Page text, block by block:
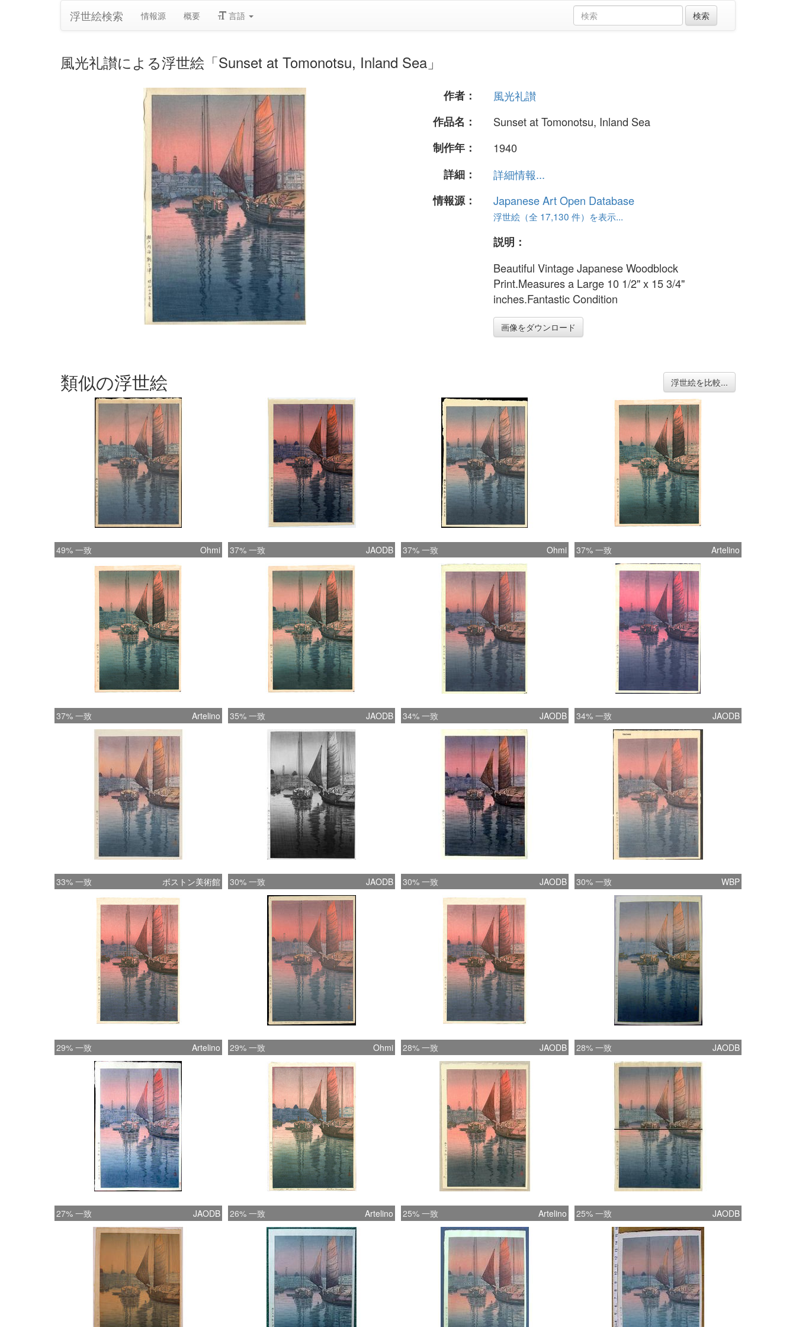
浮世絵検索 情報源 概要 言語
風光礼讃による浮世絵「Sunset at Tomonotsu, Inland Sea」
作者：
風光礼讃
作品名：
Sunset at Tomonotsu, Inland Sea
制作年：
1940
詳細：
詳細情報...
情報源：
Japanese Art Open Database
浮世絵（全 17,130 件）を表示...
説明：
Beautiful Vintage Japanese Woodblock
Print.Measures a Large 10 1/2" x 15 3/4"
inches.Fantastic Condition
画像をダウンロード
類似の浮世絵 浮世絵を比較...
49% 一致 Ohmi 37% 一致 JAODB 37% 一致 Ohmi 37% 一致 Artelino
37% 一致 Artelino 35% 一致 JAODB 34% 一致 JAODB 34% 一致 JAODB
33% 一致 ボストン美術館 30% 一致 JAODB 30% 一致 JAODB 30% 一致 WBP
29% 一致 Artelino 29% 一致 Ohmi 28% 一致 JAODB 28% 一致 JAODB
27% 一致 JAODB 26% 一致 Artelino 25% 一致 Artelino 25% 一致 JAODB